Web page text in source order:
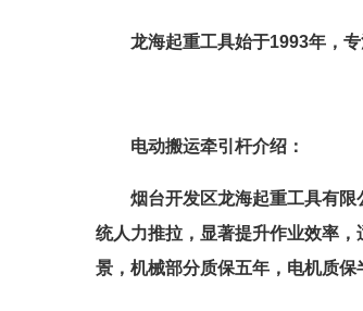
龙海起重工具始于1993年，
电动搬运牵引杆介绍：
烟台开发区龙海起重工具有
统人力推拉，显著提升作业效率
景，机械部分质保五年，电机质保